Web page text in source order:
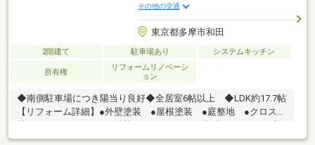
その他の交通
東京都多摩市和田
2階建て 駐車場あり システムキッチン
所有権
リフォームリノベーシ
ョン
◆南側駐車場につき陽当り良好◆全居室6帖以上 ◆LDK約17.7帖
【リフォーム詳細】●外壁塗装 ●屋根塗装 ●庭整地 ●クロス貼
換 ●ユニットバス交換 ●洗面化粧台交換 ●トイレ交換（１F・